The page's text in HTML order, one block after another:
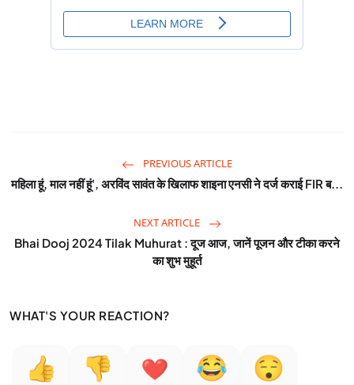
PREVIOUS ARTICLE
महिला हूं, माल नहीं हूं', अरविंद सावंत के खिलाफ शाइना एनसी ने दर्ज कराई FIR ब...
NEXT ARTICLE
Bhai Dooj 2024 Tilak Muhurat : दूज आज, जानें पूजन और टीका करने
का शुभ मुहूर्त
WHAT'S YOUR REACTION?